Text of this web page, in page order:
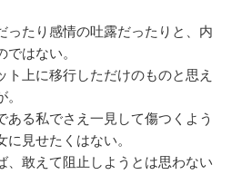
ったり感情の吐露だったりと、内
はない。
ト上に移行しただけのものと思え
ある私でさえ一見して傷つくよう
見せたくはない。
、敢えて阻止しようとは思わない